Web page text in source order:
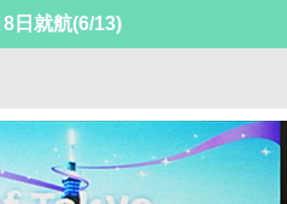
8日就航(6/13)